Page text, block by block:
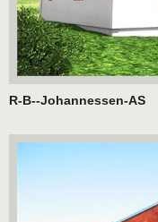
R-B--Johannessen-AS